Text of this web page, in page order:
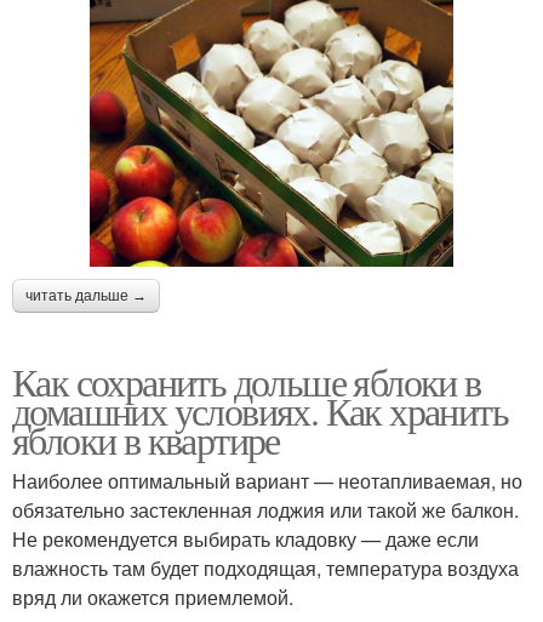
читать дальше →
Как сохранить дольше яблоки в
домашних условиях. Как хранить
яблоки в квартире
Наиболее оптимальный вариант — неотапливаемая, но
обязательно застекленная лоджия или такой же балкон.
Не рекомендуется выбирать кладовку — даже если
влажность там будет подходящая, температура воздуха
вряд ли окажется приемлемой.